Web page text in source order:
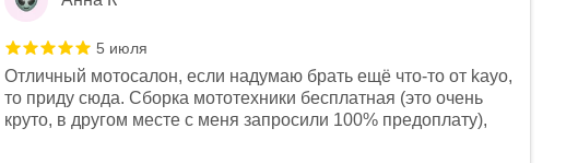
5 июля
Отличный мотосалон, если надумаю брать ещё что-то от kayo,
то приду сюда. Сборка мототехники бесплатная (это очень
круто, в другом месте с меня запросили 100% предоплату),